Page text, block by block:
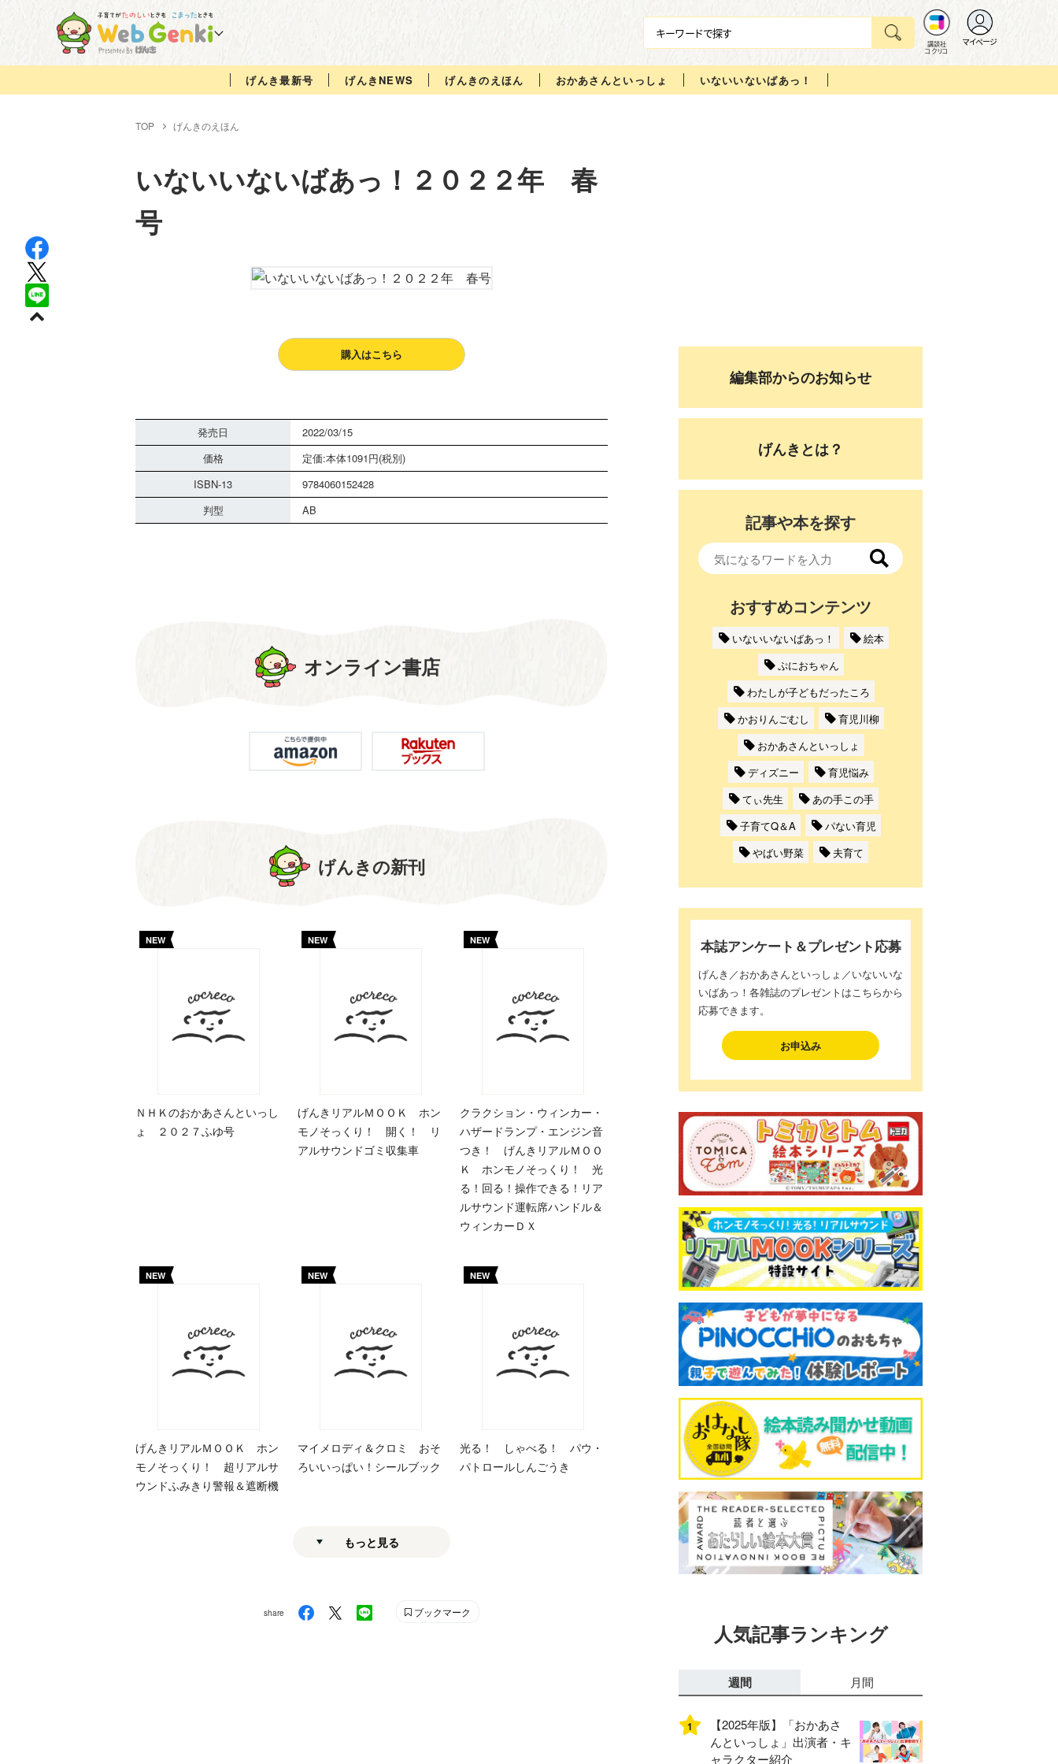
講談社
コクリコ
マイページ
げんき最新号 げんきNEWS げんきのえほん おかあさんといっしょ いないいないばあっ！
TOP げんきのえほん
いないいないばあっ！２０２２年 春
号
購入はこちら
発売日
2022/03/15
価格
定価:本体1091円(税別)
ISBN-13
9784060152428
判型
AB
オンライン書店
げんきの新刊
NEW
ＮＨＫのおかあさんといっし
ょ ２０２７ふゆ号
NEW
げんきリアルＭＯＯＫ ホン
モノそっくり！ 開く！ リ
アルサウンドゴミ収集車
NEW
クラクション・ウィンカー・
ハザードランプ・エンジン音
つき！ げんきリアルＭＯＯ
Ｋ ホンモノそっくり！ 光
る！回る！操作できる！リア
ルサウンド運転席ハンドル＆
ウィンカーＤＸ
NEW
げんきリアルＭＯＯＫ ホン
モノそっくり！ 超リアルサ
ウンドふみきり警報＆遮断機
NEW
マイメロディ＆クロミ おそ
ろいいっぱい！シールブック
NEW
光る！ しゃべる！ パウ・
パトロールしんごうき
もっと見る
share ブックマーク
編集部からのお知らせ
げんきとは？
記事や本を探す
おすすめコンテンツ
いないいないばあっ！
絵本
ぷにおちゃん
わたしが子どもだったころ
かおりんごむし
育児川柳
おかあさんといっしょ
ディズニー
育児悩み
てぃ先生
あの手この手
子育てQ＆A
パない育児
やばい野菜
夫育て
本誌アンケート＆プレゼント応募
げんき／おかあさんといっしょ／いないいな
いばあっ！各雑誌のプレゼントはこちらから
応募できます。
お申込み
人気記事ランキング
週間 月間
1
【2025年版】「おかあさ
んといっしょ」出演者・キ
ャラクター紹介